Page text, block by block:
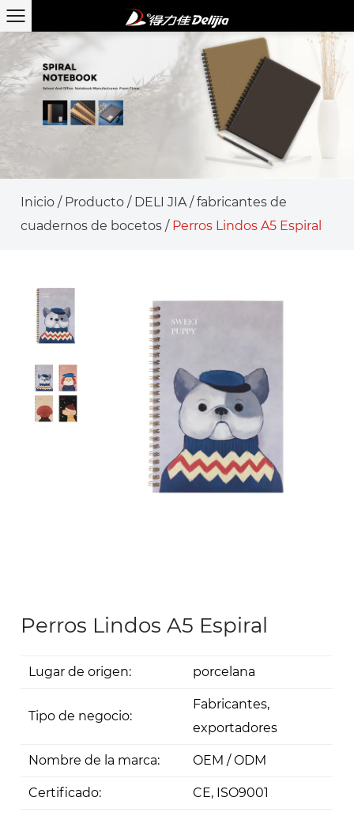
Inicio / Producto / DELI JIA/fabricantes de
cuadernos de bocetos / Perros Lindos A5 Espiral
Perros Lindos A5 Espiral
Lugar de origen: porcelana
Tipo de negocio:
Fabricantes,
exportadores
Nombre de la marca: OEM / ODM
Certificado: CE, ISO9001